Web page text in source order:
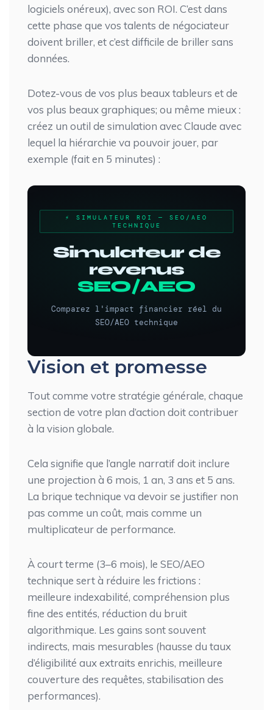
logiciels onéreux), avec son ROI. C’est dans
cette phase que vos talents de négociateur
doivent briller, et c’est difficile de briller sans
données.
Dotez-vous de vos plus beaux tableurs et de
vos plus beaux graphiques; ou même mieux :
créez un outil de simulation avec Claude avec
lequel la hiérarchie va pouvoir jouer, par
exemple (fait en 5 minutes) :
Vision et promesse
Tout comme votre stratégie générale, chaque
section de votre plan d’action doit contribuer
à la vision globale.
Cela signifie que l’angle narratif doit inclure
une projection à 6 mois, 1 an, 3 ans et 5 ans.
La brique technique va devoir se justifier non
pas comme un coût, mais comme un
multiplicateur de performance.
À court terme (3–6 mois), le SEO/AEO
technique sert à réduire les frictions :
meilleure indexabilité, compréhension plus
fine des entités, réduction du bruit
algorithmique. Les gains sont souvent
indirects, mais mesurables (hausse du taux
d’éligibilité aux extraits enrichis, meilleure
couverture des requêtes, stabilisation des
performances).